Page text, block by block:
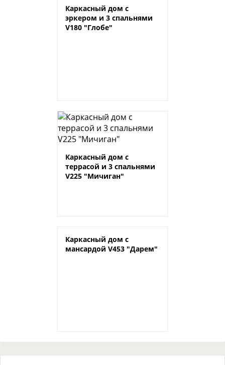
Каркасный дом с
эркером и 3 спальнями
V180 "Глобе"
Каркасный дом с
террасой и 3 спальнями
V225 "Мичиган"
Каркасный дом с
мансардой V453 "Дарем"